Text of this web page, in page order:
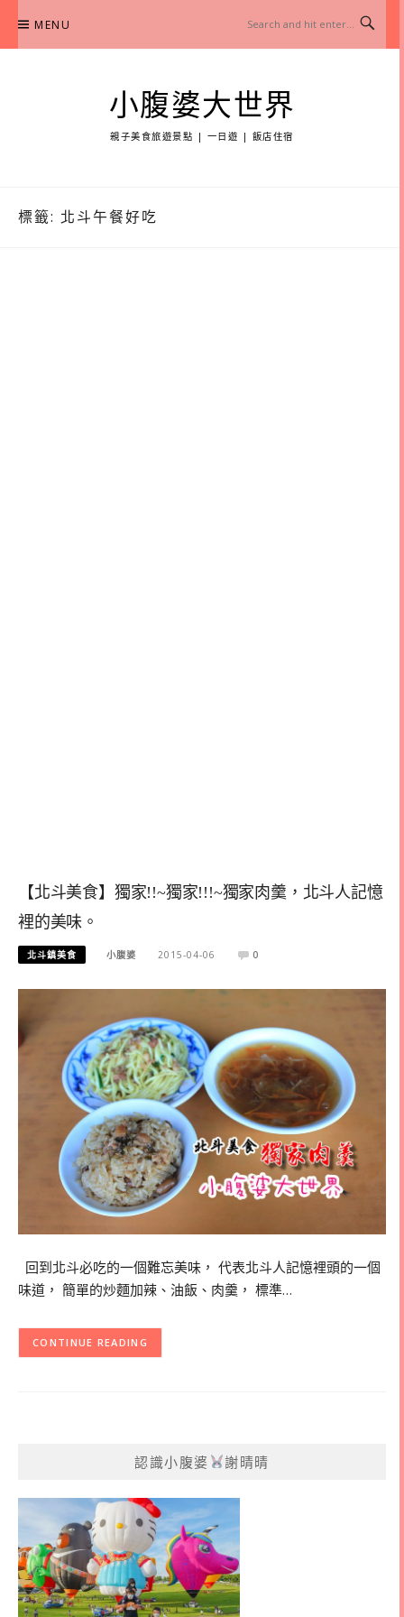
content
MENU
小腹婆大世界
親子美食旅遊景點 | 一日遊 | 飯店住宿
標籤: 北斗午餐好吃
【北斗美食】獨家!!~獨家!!!~獨家肉羹，北斗人記憶
裡的美味。
北斗鎮美食 小腹婆 2015-04-06 0
回到北斗必吃的一個難忘美味， 代表北斗人記憶裡頭的一個
味道， 簡單的炒麵加辣、油飯、肉羹， 標準…
CONTINUE READING
認識小腹婆 謝晴晴